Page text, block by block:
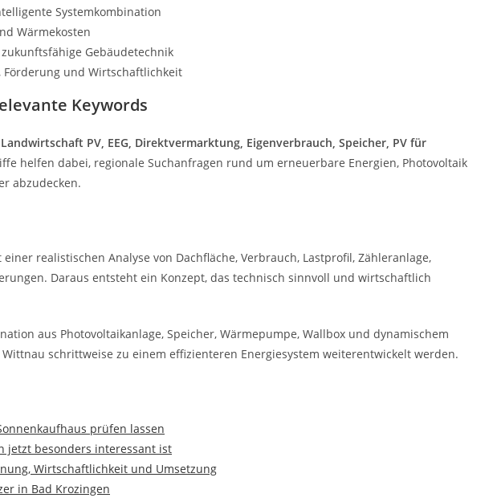
Systemkombination
Wärmekosten
Gebäudetechnik
und Wirtschaftlichkeit
Keywords
Landwirtschaft PV, EEG, Direktvermarktung, Eigenverbrauch, Speicher, PV für
helfen dabei, regionale Suchanfragen rund um erneuerbare Energien, Photovoltaik
abzudecken.
realistischen Analyse von Dachfläche, Verbrauch, Lastprofil, Zähleranlage,
Daraus entsteht ein Konzept, das technisch sinnvoll und wirtschaftlich
aus Photovoltaikanlage, Speicher, Wärmepumpe, Wallbox und dynamischem
schrittweise zu einem effizienteren Energiesystem weiterentwickelt werden.
prüfen lassen
jetzt besonders interessant ist
Wirtschaftlichkeit und Umsetzung
in Bad Krozingen